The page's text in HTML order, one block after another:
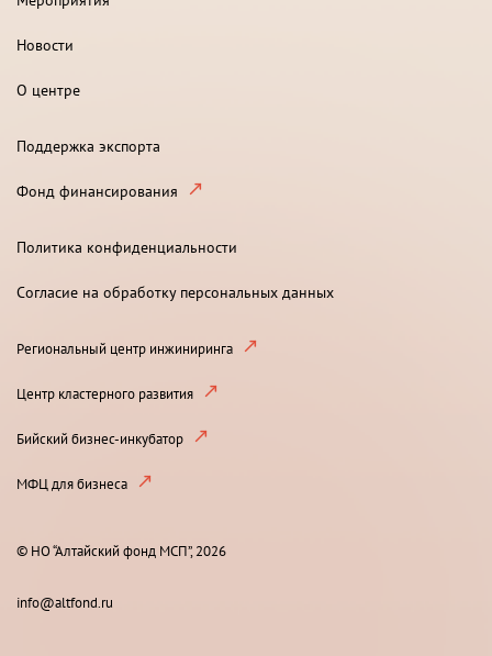
Новости
О центре
Поддержка экспорта
Фонд финансирования
Политика конфиденциальности
Согласие на обработку персональных данных
Региональный центр инжиниринга
Центр кластерного развития
Бийский бизнес-инкубатор
МФЦ для бизнеса
© НО “Алтайский фонд МСП”, 2026
info@altfond.ru